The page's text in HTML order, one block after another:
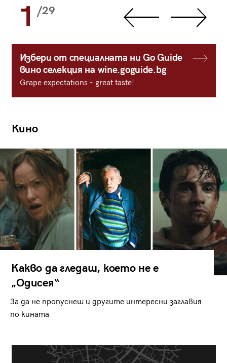
1 /29
Избери от специалната ни Go Guide
вино селекция на wine.goguide.bg
Grape expectations - great taste!
Кино
Какво да гледаш, което не е
„Одисея“
За да не пропуснеш и другите интересни заглавия
по кината